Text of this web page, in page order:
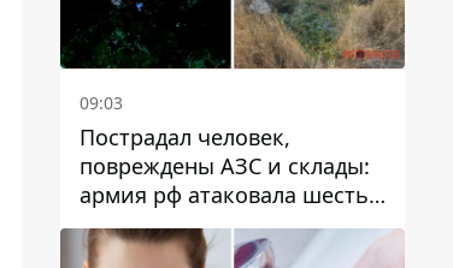
09:03
Пострадал человек,
повреждены АЗС и склады:
армия рф атаковала шесть
районов Днепропетровской
области